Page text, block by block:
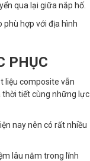
qua lại giữa nắp hố.
phù hợp với địa hình
PHỤC
liệu composite vẫn
thời tiết cùng những lực
nay nên có rất nhiều
lâu năm trong lĩnh